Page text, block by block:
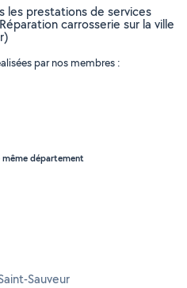
les prestations de services
carrosserie sur la ville
par nos membres :
même département
Sauveur